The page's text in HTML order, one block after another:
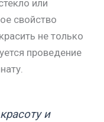
или
свойство
не только
проведение
и